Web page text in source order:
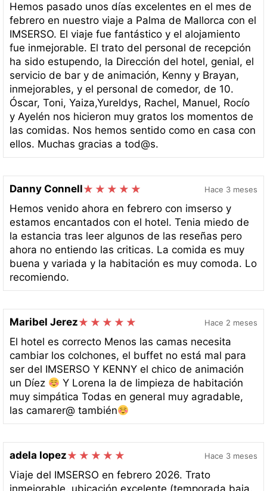
Hemos pasado unos días excelentes en el mes de
febrero en nuestro viaje a Palma de Mallorca con el
IMSERSO. El viaje fue fantástico y el alojamiento
fue inmejorable. El trato del personal de recepción
ha sido estupendo, la Dirección del hotel, genial, el
servicio de bar y de animación, Kenny y Brayan,
inmejorables, y el personal de comedor, de 10.
Óscar, Toni, Yaiza,Yureldys, Rachel, Manuel, Rocío
y Ayelén nos hicieron muy gratos los momentos de
las comidas. Nos hemos sentido como en casa con
ellos. Muchas gracias a tod@s.
Danny Connell Hace 3 meses
Hemos venido ahora en febrero con imserso y
estamos encantados con el hotel. Tenia miedo de
la estancia tras leer algunos de las reseñas pero
ahora no entiendo las criticas. La comida es muy
buena y variada y la habitación es muy comoda. Lo
recomiendo.
Maribel Jerez Hace 2 meses
El hotel es correcto Menos las camas necesita
cambiar los colchones, el buffet no está mal para
ser del IMSERSO Y KENNY el chico de animación
un Díez
Y Lorena la de limpieza de habitación
muy simpática Todas en general muy agradable,
las camarer@ también
adela lopez Hace 3 meses
Viaje del IMSERSO en febrero 2026. Trato